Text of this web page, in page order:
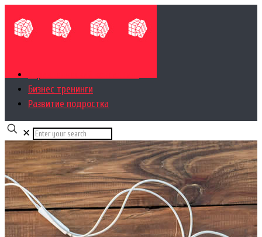
Бизнес тренинги
Развитие подростка
✕